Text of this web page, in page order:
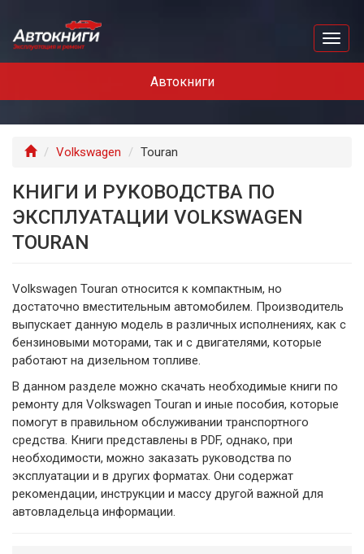
Автокниги
ГлавнаяVolkswagen Touran
КНИГИ И РУКОВОДСТВА ПО
ЭКСПЛУАТАЦИИ VOLKSWAGEN
TOURAN
Volkswagen Touran относится к компактным, но
достаточно вместительным автомобилем. Производитель
выпускает данную модель в различных исполнениях, как с
бензиновыми моторами, так и с двигателями, которые
работают на дизельном топливе.
В данном разделе можно скачать необходимые книги по
ремонту для Volkswagen Touran и иные пособия, которые
помогут в правильном обслуживании транспортного
средства. Книги представлены в PDF, однако, при
необходимости, можно заказать руководства по
эксплуатации и в других форматах. Они содержат
рекомендации, инструкции и массу другой важной для
автовладельца информации.